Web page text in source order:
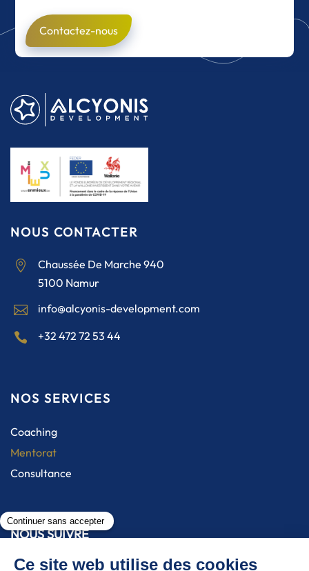
Contactez-nous
NOUS CONTACTER

Chaussée De Marche 940
5100 Namur

info@alcyonis-development.com
 +32 472 72 53 44
NOS SERVICES
Coaching
Mentorat
Consultance
NOUS SUIVRE